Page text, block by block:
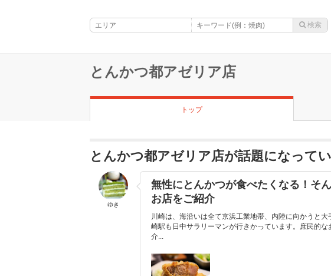
とんかつ都アゼリア店
トップ
とんかつ都アゼリア店が話題になって
ゆき
無性にとんかつが食べたくなる！そ
お店をご紹介
川崎は、海沿いは全て京浜工業地帯、内陸に向かうと
崎駅も日中サラリーマンが行きかっています。庶民的
介...